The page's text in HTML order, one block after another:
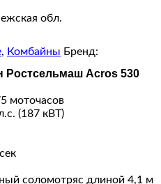
обл.
, Комбайны Бренд:
Асrоs 530
моточасов
(187 кВТ)
соломотряс длиной 4,1 м